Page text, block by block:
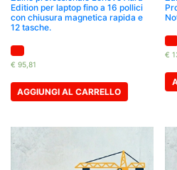
Edition per laptop fino a 16 pollici
con chiusura magnetica rapida e
12 tasche.
€ 95,81
AGGIUNGI AL CARRELLO
€